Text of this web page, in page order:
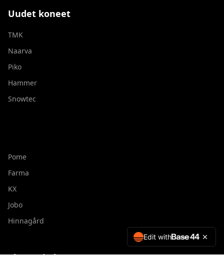
Uudet koneet
TMK
Naarva
Piko
Hammer
Snowtec
Pome
Farma
KX
Jobo
Hinnagård
Yhteystiedot
Edit with